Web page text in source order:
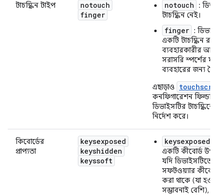
টাচস্ক্রিন টাইপ
notouch
finger
notouch
:
টাচস্ক্রিন নেই।
finger :
একটি টাচস্ক্রিন
ব্যবহারকারীর
সরাসরি স্পর্শের
ব্যবহারের জন্য
এছাড়াও
কনফিগারেশন ফিল্ডটি
ডিভাইসটির
নির্দেশ করে।
কিবোর্ডের
প্রাপ্যতা
keysexposed
keyshidden
keyssoft
keysexposed
একটি কীবোর্ড
যদি ডিভাইসটিতে
সফটওয়্যার
করা থাকে (যা
সম্ভাবনাই বেশি),